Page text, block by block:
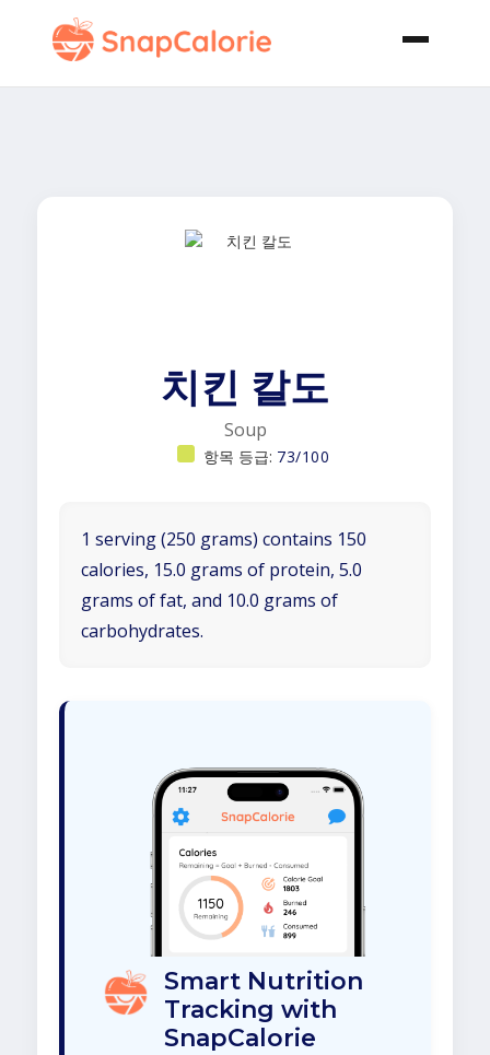
치킨 칼도
Soup
항목 등급: 73/100
1 serving (250 grams) contains 150
calories, 15.0 grams of protein, 5.0
grams of fat, and 10.0 grams of
carbohydrates.
Smart Nutrition
Tracking with
SnapCalorie